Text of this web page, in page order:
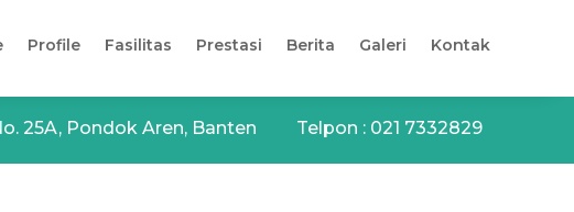
Profile Fasilitas Prestasi Berita Galeri Kontak
25A, Pondok Aren, Banten Telpon : 021 7332829